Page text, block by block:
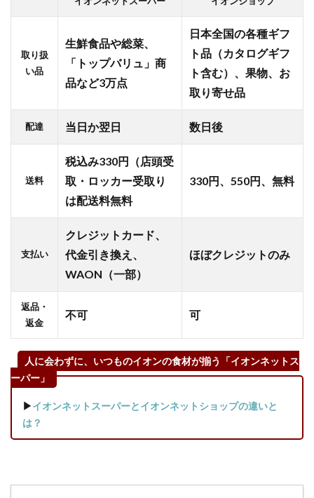
取り扱
い品
生鮮食品や総菜、
「トップバリュ」商
品など3万点
日本全国の各種ギフ
ト品（カタログギフ
ト含む）、果物、お
取り寄せ品
配達 当日か翌日 数日後
送料
税込み330円（店頭受
取・ロッカー受取り
は配送料無料
330円、550円、無料
支払い
クレジットカード、
代金引き換え、
WAON（一部）
ほぼクレジットのみ
返品・
返金
不可 可
人に会わずに、いつものイオンの食材が揃う「イオンネットス
ーパー」
▶イオンネットスーパーとイオンネットショップの違いと
は？